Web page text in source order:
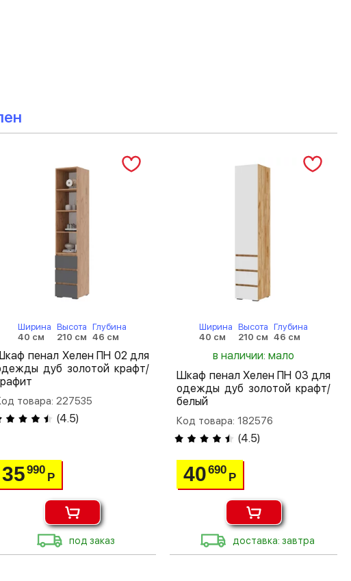
Ширина
40 см
Высота
210 см
Глубина
46 см
пенал Хелен ПН 02 для
дуб золотой крафт/
товара: 227535
(4.5)
35990
Р
под заказ
Ширина
40 см
Высота
210 см
Глубина
46 см
в наличии: мало
Шкаф пенал Хелен ПН 03 для
одежды дуб золотой крафт/
белый
Код товара: 182576
(4.5)
40690
Р
доставка: завтра